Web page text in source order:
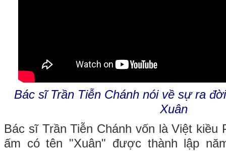
Bác sĩ Trần Tiễn Chánh nói về sự ra
Xuân
Bác sĩ Trần Tiễn Chánh vốn là Việt kiều
ấm có tên "Xuân" được thành lập